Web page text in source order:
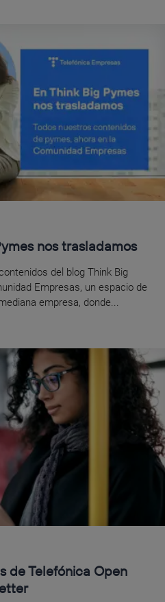
nos trasladamos
del blog Think Big
Empresas, un espacio de
empresa, donde...
de Telefónica Open